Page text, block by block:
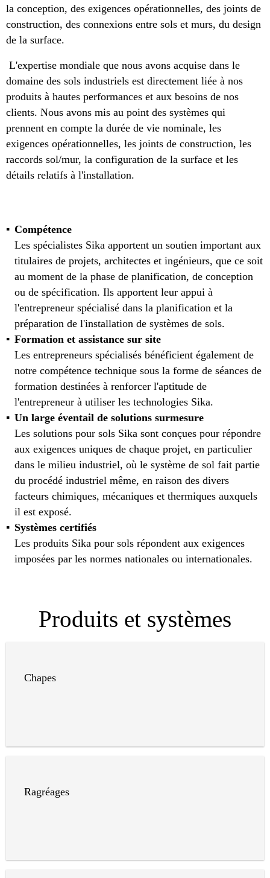
la conception, des exigences opérationnelles, des joints de
construction, des connexions entre sols et murs, du design
de la surface.
L'expertise mondiale que nous avons acquise dans le
domaine des sols industriels est directement liée à nos
produits à hautes performances et aux besoins de nos
clients. Nous avons mis au point des systèmes qui
prennent en compte la durée de vie nominale, les
exigences opérationnelles, les joints de construction, les
raccords sol/mur, la configuration de la surface et les
détails relatifs à l'installation.
Compétence
Les spécialistes Sika apportent un soutien important aux
titulaires de projets, architectes et ingénieurs, que ce soit
au moment de la phase de planification, de conception
ou de spécification. Ils apportent leur appui à
l'entrepreneur spécialisé dans la planification et la
préparation de l'installation de systèmes de sols.
Formation et assistance sur site
Les entrepreneurs spécialisés bénéficient également de
notre compétence technique sous la forme de séances de
formation destinées à renforcer l'aptitude de
l'entrepreneur à utiliser les technologies Sika.
Un large éventail de solutions surmesure
Les solutions pour sols Sika sont conçues pour répondre
aux exigences uniques de chaque projet, en particulier
dans le milieu industriel, où le système de sol fait partie
du procédé industriel même, en raison des divers
facteurs chimiques, mécaniques et thermiques auxquels
il est exposé.
Systèmes certifiés
Les produits Sika pour sols répondent aux exigences
imposées par les normes nationales ou internationales.
Produits et systèmes
Chapes
Ragréages